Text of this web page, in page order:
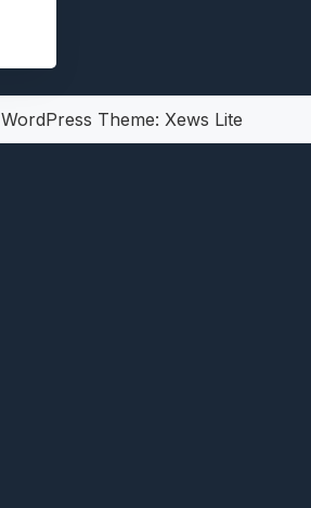
WordPress Theme: Xews Lite